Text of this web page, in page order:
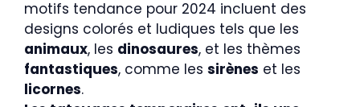
motifs tendance pour 2024 incluent des
designs colorés et ludiques tels que les
animaux, les dinosaures, et les thèmes
fantastiques, comme les sirènes et les
licornes.